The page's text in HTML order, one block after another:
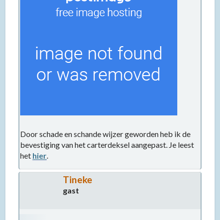
Door schade en schande wijzer geworden heb ik de
bevestiging van het carterdeksel aangepast. Je leest
het hier.
Tineke
gast